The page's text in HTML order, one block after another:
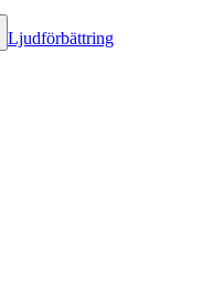
Ljudförbättring